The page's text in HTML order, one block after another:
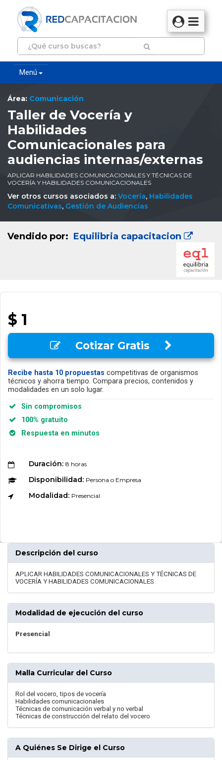
Menú
Área: Comunicación
Taller de Vocería y
Habilidades
Comunicacionales para
audiencias internas/externas
APLICAR HABILIDADES COMUNICACIONALES Y TÉCNICAS DE
VOCERÍA Y HABILIDADES COMUNICACIONALES
Ver otros cursos asociados a: Vocería, Habilidades
Comunicativas, Gestión de Audiencias
Vendido por: Equilibria capacitacion
$ 1
Cotizar Gratis
Recibe hasta 10 propuestas competitivas de organismos
técnicos y ahorra tiempo. Compara precios, contenidos y
modalidades en un solo lugar.
Sin compromisos
100% gratuito
Respuesta en minutos
Duración: 8 horas
Disponibilidad: Persona o Empresa
Modalidad: Presencial
Descripción del curso
APLICAR HABILIDADES COMUNICACIONALES Y TÉCNICAS DE
VOCERÍA Y HABILIDADES COMUNICACIONALES
Modalidad de ejecución del curso
Presencial
Malla Curricular del Curso
Rol del vocero, tipos de vocería
Habilidades comunicacionales
Técnicas de comunicación verbal y no verbal
Técnicas de construcción del relato del vocero
A Quiénes Se Dirige el Curso